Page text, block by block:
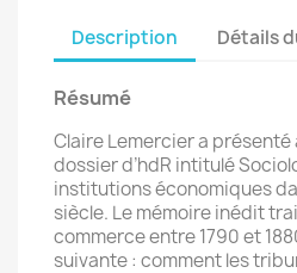
Description Détails
Résumé
Claire Lemercier a
dossier d’hdR intitulé
institutions économiques
siècle. Le mémoire inédit
commerce entre 1790 et
suivante : comment les